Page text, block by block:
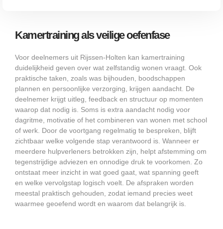
Kamertraining als veilige oefenfase
Voor deelnemers uit Rijssen-Holten kan kamertraining
duidelijkheid geven over wat zelfstandig wonen vraagt. Ook
praktische taken, zoals was bijhouden, boodschappen
plannen en persoonlijke verzorging, krijgen aandacht. De
deelnemer krijgt uitleg, feedback en structuur op momenten
waarop dat nodig is. Soms is extra aandacht nodig voor
dagritme, motivatie of het combineren van wonen met school
of werk. Door de voortgang regelmatig te bespreken, blijft
zichtbaar welke volgende stap verantwoord is. Wanneer er
meerdere hulpverleners betrokken zijn, helpt afstemming om
tegenstrijdige adviezen en onnodige druk te voorkomen. Zo
ontstaat meer inzicht in wat goed gaat, wat spanning geeft
en welke vervolgstap logisch voelt. De afspraken worden
meestal praktisch gehouden, zodat iemand precies weet
waarmee geoefend wordt en waarom dat belangrijk is.